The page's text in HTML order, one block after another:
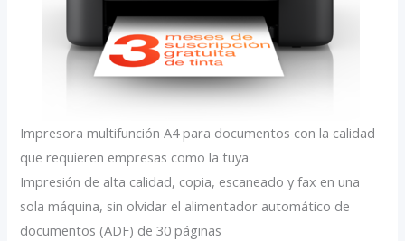
Impresora multifunción A4 para documentos con la calidad
que requieren empresas como la tuya
Impresión de alta calidad, copia, escaneado y fax en una
sola máquina, sin olvidar el alimentador automático de
documentos (ADF) de 30 páginas